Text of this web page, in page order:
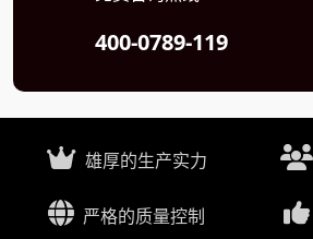
400-0789-119
雄厚的生产实力
严格的质量控制